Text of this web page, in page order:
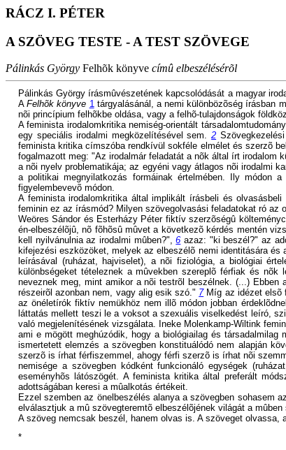
RÁCZ I. PÉTER
A SZÖVEG TESTE - A TEST SZÖVEGE
Pálinkás György Felhõk könyve címû elbeszélésérõl
Pálinkás György írásmûvészetének kapcsolódását a magyar
AFelhõk könyve 1tárgyalásánál, a nemi különbözõség írásban
nõi princípium felhõkbe oldása, vagy a felhõ-tulajdonságok
A feminista irodalomkritika nemiség-orientált
egy speciális irodalmi megközelítésével sem.2
feminista kritika címszóba rendkívül sokféle elmélet és szerzõ
fogalmazott meg: "Az irodalmár feladatát a nõk által írt irodalom
a nõi nyelv problematikája; az egyéni vagy átlagos nõi irodalmi
a politikai megnyilatkozás formáinak értelmében. Ily módon
figyelembevevõ módon.
A feminista irodalomkritika által implikált írásbeli és
feminin ez az írásmód? Milyen szövegolvasási feladatokat ró az
Weöres Sándor és Esterházy Péter fiktív szerzõségû
én-elbeszélõjû, nõ fõhõsû mûvet a következõ kérdés mentén
kell nyilvánulnia az irodalmi mûben?",6 azaz: "ki beszél?" az
kifejezési eszközöket, melyek az elbeszélõ nemi identitására
leírásával (ruházat, hajviselet), a nõi fiziológia, a biológiai
különbségeket tételeznek a mûvekben szereplõ férfiak és
neveznek meg, mint amikor a nõi testrõl beszélnek. (...)
részeirõl azonban nem, vagy alig esik szó." 7 Míg az idézet elsõ
az önéletírók fiktív nemükhöz nem illõ módon jobban
láttatás mellett teszi le a voksot a szexuális viselkedést leíró,
való megjelenítésének vizsgálata. Ineke Molenkamp-Wiltink
ami e mögött meghúzódik, hogy a biológiailag és
ismertetett elemzés a szövegben konstituálódó nem alapján
szerzõ is írhat férfiszemmel, ahogy férfi szerzõ is írhat nõi
nemisége a szövegben kódként funkcionáló egységek
eseményhõs látószögét. A feminista kritika által preferált
adottságában keresi a mûalkotás értékeit.
Ezzel szemben az önelbeszélés alanya a szövegben sohasem
elválasztjuk a mû szövegteremtõ elbeszélõjének világát a
A szöveg nemcsak beszél, hanem olvas is. A szöveget olvassa,
*